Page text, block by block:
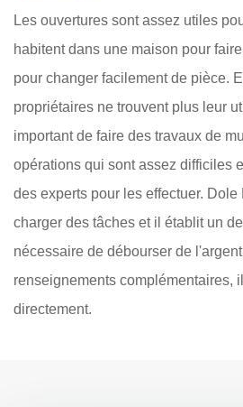
Les ouvertures sont assez utiles
habitent dans une maison pour
pour changer facilement de pièce.
propriétaires ne trouvent plus leur
important de faire des travaux de
opérations qui sont assez difficiles
des experts pour les effectuer.
charger des tâches et il établit un
nécessaire de débourser de
renseignements complémentaires,
directement.